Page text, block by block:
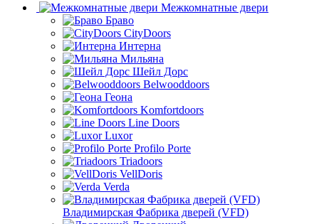
Межкомнатные двери
Браво
CityDoors
Интерна
Мильяна
Шейл Дорс
Belwooddoors
Геона
Komfortdoors
Line Doors
Luxor
Profilo Porte
Triadoors
VellDoris
Verda
Владимирская Фабрика дверей (VFD)